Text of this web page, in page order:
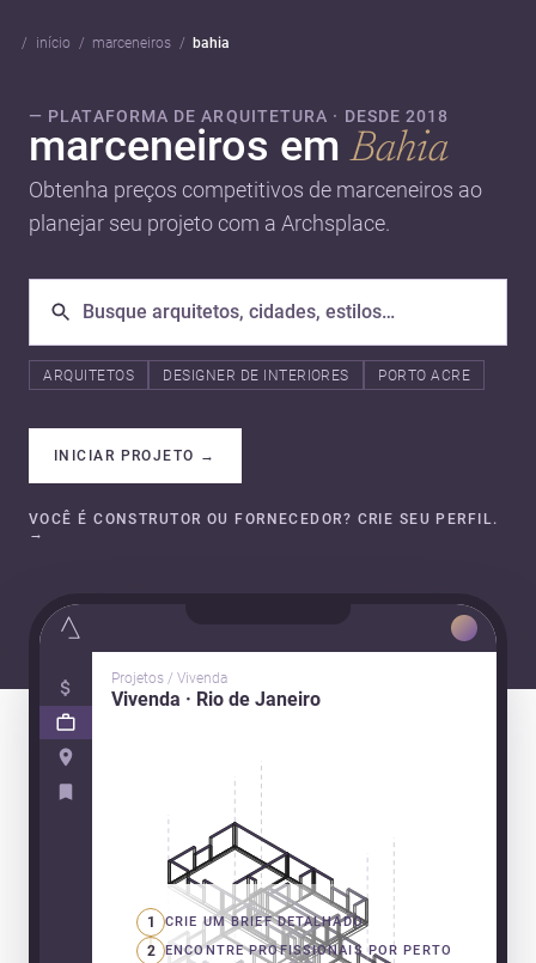
início marceneiros bahia
— PLATAFORMA DE ARQUITETURA · DESDE 2018
marceneiros emBahia
Obtenha preços competitivos de marceneiros ao
planejar seu projeto com a Archsplace.
ARQUITETOS DESIGNER DE INTERIORES PORTO ACRE
INICIAR PROJETO →
VOCÊ É CONSTRUTOR OU FORNECEDOR? CRIE SEU PERFIL.
→
Projetos / Vivenda
Vivenda · Rio de Janeiro
1 CRIE UM BRIEF DETALHADO
2 ENCONTRE PROFISSIONAIS POR PERTO